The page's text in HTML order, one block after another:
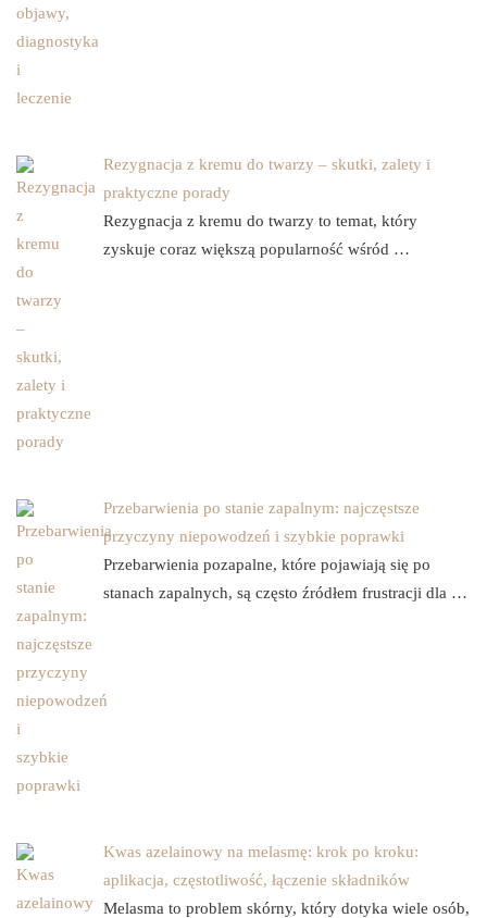
Rezygnacja z kremu do twarzy – skutki, zalety i
praktyczne porady
Rezygnacja z kremu do twarzy to temat, który
zyskuje coraz większą popularność wśród …
Przebarwienia po stanie zapalnym: najczęstsze
przyczyny niepowodzeń i szybkie poprawki
Przebarwienia pozapalne, które pojawiają się po
stanach zapalnych, są często źródłem frustracji dla …
Kwas azelainowy na melasmę: krok po kroku:
aplikacja, częstotliwość, łączenie składników
Melasma to problem skórny, który dotyka wiele osób,